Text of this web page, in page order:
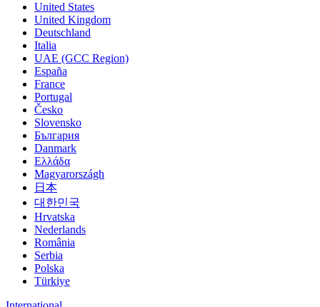
United States
United Kingdom
Deutschland
Italia
UAE (GCC Region)
España
France
Portugal
Česko
Slovensko
България
Danmark
Ελλάδα
Magyarországh
日本
대한민국
Hrvatska
Nederlands
România
Serbia
Polska
Türkiye